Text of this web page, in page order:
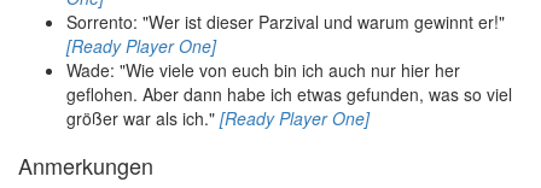
Sorrento: "Wer ist dieser Parzival und warum gewinnt er!"
[Ready Player One]
Wade: "Wie viele von euch bin ich auch nur hier her
geflohen. Aber dann habe ich etwas gefunden, was so viel
größer war als ich." [Ready Player One]
Anmerkungen